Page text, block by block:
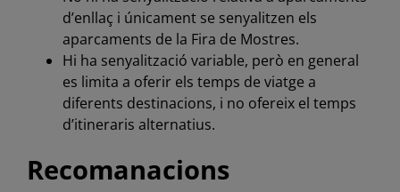
d’enllaç i únicament se senyalitzen els
aparcaments de la Fira de Mostres.
Hi ha senyalització variable, però en general
es limita a oferir els temps de viatge a
diferents destinacions, i no ofereix el temps
d’itineraris alternatius.
Recomanacions